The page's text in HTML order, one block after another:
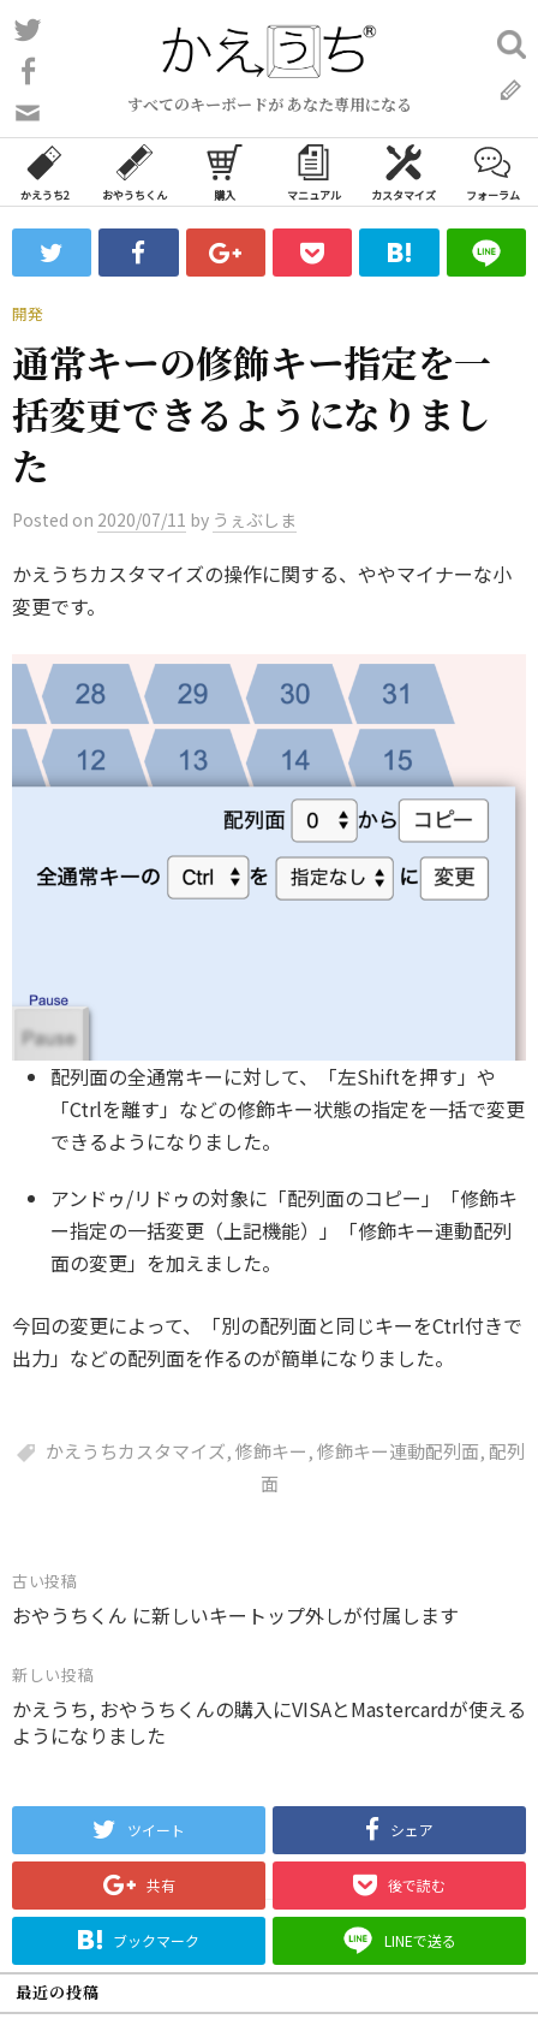
コ
ン
ン
ツ
ス
ッ
プ
すべてのキーボードが あなた専用になる
い
合
わ
フ
ォ
検
索:
かえうち2 おやうちくん 購入 マニュアル カスタマイズ フォーラム
開発
通常キーの修飾キー指定を一
括変更できるようになりまし
た
Posted on 2020/07/11 by うぇぶしま
かえうちカスタマイズの操作に関する、ややマイナーな小
変更です。
配列面の全通常キーに対して、「左Shiftを押す」や
「Ctrlを離す」などの修飾キー状態の指定を一括で変更
できるようになりました。
アンドゥ/リドゥの対象に「配列面のコピー」「修飾キ
ー指定の一括変更（上記機能）」「修飾キー連動配列
面の変更」を加えました。
今回の変更によって、「別の配列面と同じキーをCtrl付きで
出力」などの配列面を作るのが簡単になりました。
かえうちカスタマイズ,修飾キー,修飾キー連動配列面, 配列
面
投
稿
ナ
ビ
ゲ
シ
ン
古い投稿
おやうちくん に新しいキートップ外しが付属します
新しい投稿
かえうち, おやうちくんの購入にVISAとMastercardが使える
ようになりました
ツイート シェア
共有 後で読む
ブックマーク LINEで送る
最近の投稿